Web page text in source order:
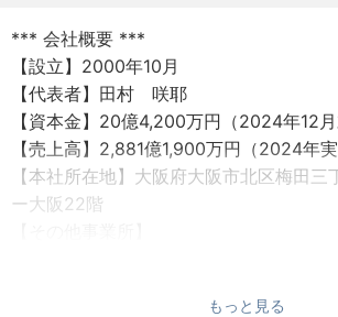
*** 会社概要 ***
【設立】2000年10月
【代表者】田村 咲耶
【資本金】20億4,200万円（2024年12月
【売上高】2,881億1,900万円（2024年実
【本社所在地】大阪府大阪市北区梅田
ー大阪22階
もっと見る